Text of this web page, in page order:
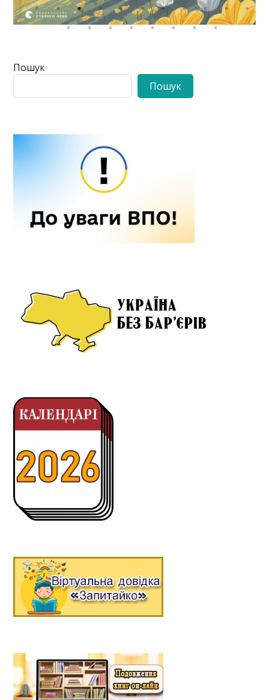
Пошук
Пошук